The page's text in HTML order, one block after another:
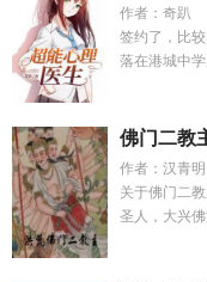
作者：奇趴
签约了，比
落在港城中
佛门二教
作者：汉青明
关于佛门二
圣人，大兴